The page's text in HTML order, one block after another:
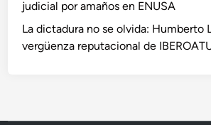
judicial por amaños en ENUSA
La dictadura no se olvida: Humberto
vergüenza reputacional de